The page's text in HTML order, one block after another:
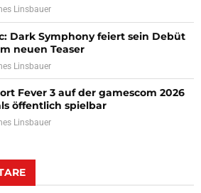
Linsbauer
Dark Symphony feiert sein Debüt
neuen Teaser
Linsbauer
Fever 3 auf der gamescom 2026
öffentlich spielbar
Linsbauer